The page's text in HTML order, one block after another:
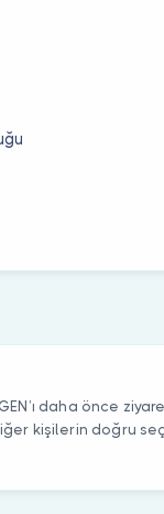
daha önce
kişilerin doğru